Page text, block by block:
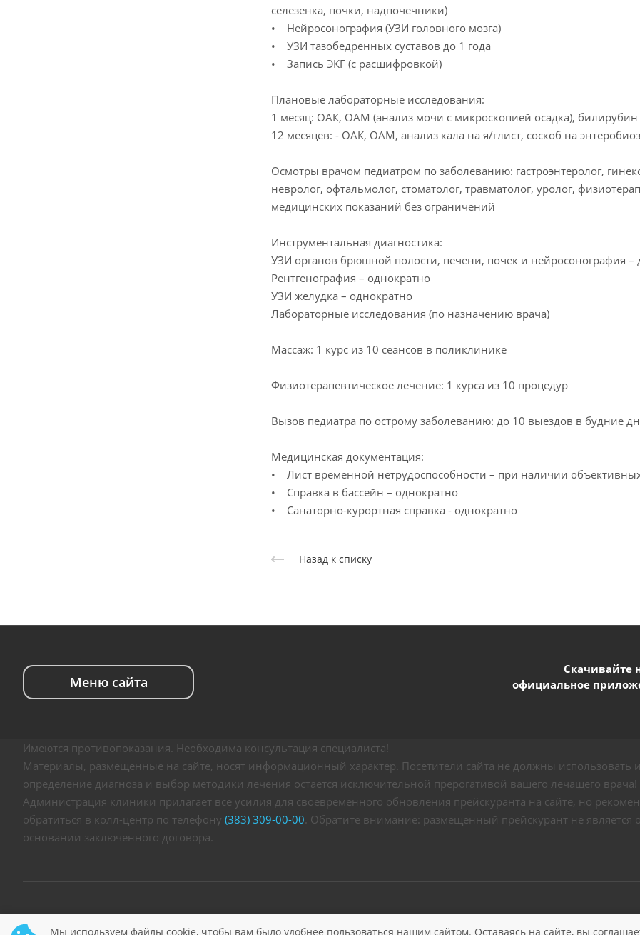
селезенка, почки, надпочечники)
• Нейросонография (УЗИ головного мозга)
• УЗИ тазобедренных суставов до 1 года
• Запись ЭКГ (с расшифровкой)
Плановые лабораторные исследования:
1 месяц: ОАК, ОАМ (анализ мочи с микроскопией осадка),
12 месяцев: - ОАК, ОАМ, анализ кала на я/глист, соскоб на
Осмотры врачом педиатром по заболеванию: гастроэнтеролог,
невролог, офтальмолог, стоматолог, травматолог, уролог,
медицинских показаний без ограничений
Инструментальная диагностика:
УЗИ органов брюшной полости, печени, почек и нейросонография –
Рентгенография – однократно
УЗИ желудка – однократно
Лабораторные исследования (по назначению врача)
Массаж: 1 курс из 10 сеансов в поликлинике
Физиотерапевтическое лечение: 1 курса из 10 процедур
Вызов педиатра по острому заболеванию: до 10 выездов в будние
Медицинская документация:
• Лист временной нетрудоспособности – при наличии
• Справка в бассейн – однократно
• Санаторно-курортная справка - однократно
Назад к списку
Меню сайта
Скачивайте
официальное
Имеются противопоказания. Необходима консультация специалиста!
Материалы, размещенные на сайте, носят информационный характер. Посетители сайта не должны использовать
определение диагноза и выбор методики лечения остается исключительной прерогативой вашего лечащего врача!
Администрация клиники прилагает все усилия для своевременного обновления прейскуранта на сайте, но
обратиться в колл-центр по телефону (383) 309-00-00. Обратите внимание: размещенный прейскурант не является
основании заключенного договора.
© 2026 Клиника «Претор» Ваше здоровье – наша забота!
Мы используем файлы cookie, чтобы вам было удобнее пользоваться нашим сайтом. Оставаясь на сайте, вы